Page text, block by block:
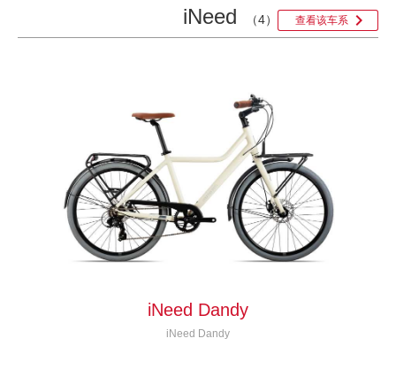
iNeed （4） 查看该车系 
iNeed Dandy
iNeed Dandy